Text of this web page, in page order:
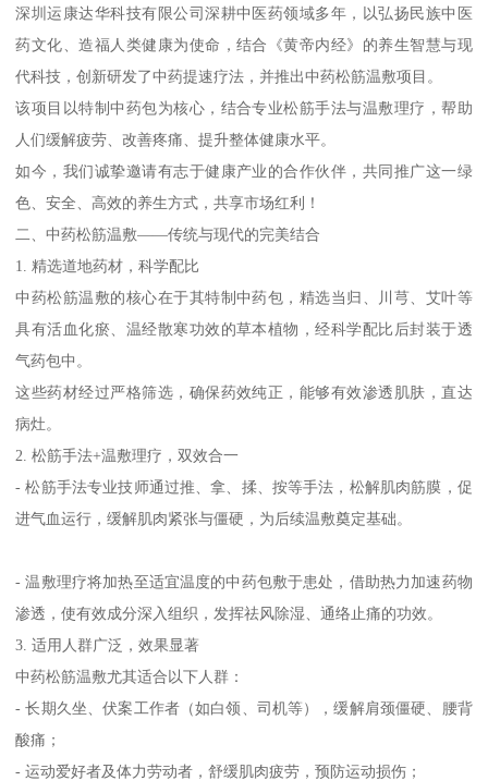
深圳运康达华科技有限公司深耕中医药领域多年，以弘扬民族中医
药文化、造福人类健康为使命，结合《黄帝内经》的养生智慧与现
代科技，创新研发了中药提速疗法，并推出中药松筋温敷项目。
该项目以特制中药包为核心，结合专业松筋手法与温敷理疗，帮助
人们缓解疲劳、改善疼痛、提升整体健康水平。
如今，我们诚挚邀请有志于健康产业的合作伙伴，共同推广这一绿
色、安全、高效的养生方式，共享市场红利！
二、中药松筋温敷——传统与现代的完美结合
1. 精选道地药材，科学配比
中药松筋温敷的核心在于其特制中药包，精选当归、川芎、艾叶等
具有活血化瘀、温经散寒功效的草本植物，经科学配比后封装于透
气药包中。
这些药材经过严格筛选，确保药效纯正，能够有效渗透肌肤，直达
病灶。
2. 松筋手法+温敷理疗，双效合一
- 松筋手法专业技师通过推、拿、揉、按等手法，松解肌肉筋膜，促
进气血运行，缓解肌肉紧张与僵硬，为后续温敷奠定基础。
- 温敷理疗将加热至适宜温度的中药包敷于患处，借助热力加速药物
渗透，使有效成分深入组织，发挥祛风除湿、通络止痛的功效。
3. 适用人群广泛，效果显著
中药松筋温敷尤其适合以下人群：
- 长期久坐、伏案工作者（如白领、司机等），缓解肩颈僵硬、腰背
酸痛；
- 运动爱好者及体力劳动者，舒缓肌肉疲劳，预防运动损伤；